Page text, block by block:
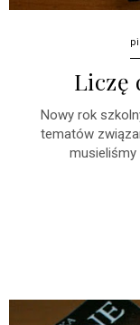
Liczę
Nowy rok
tematów
musieliśmy